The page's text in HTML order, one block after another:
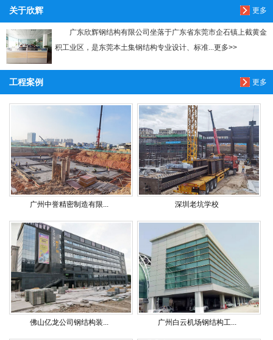
更多
关于欣辉
广东欣辉钢结构有限公司坐落于广东省东莞市企石镇上截黄金
积工业区，是东莞本土集钢结构专业设计、标准...更多>>
更多
工程案例
广州中誉精密制造有限... 深圳老坑学校
佛山亿龙公司钢结构装... 广州白云机场钢结构工...